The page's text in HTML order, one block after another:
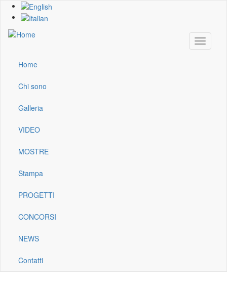
Skip
content
Toggle
Main
navigation
Home
Chi sono
Galleria
VIDEO
MOSTRE
Stampa
PROGETTI
CONCORSI
NEWS
Contatti